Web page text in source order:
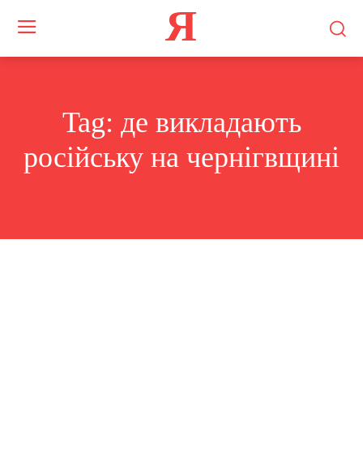
Я
Tag: де викладають
російську на чернігвщині